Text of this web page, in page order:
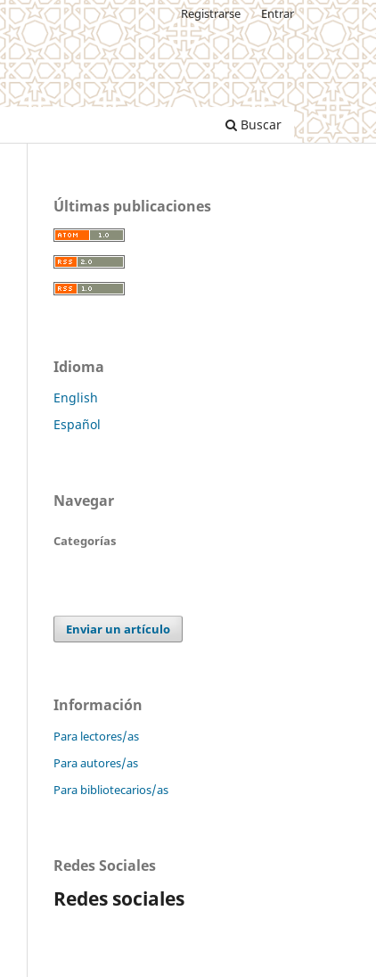
Buscar
Registrarse Entrar
Últimas publicaciones
Idioma
English
Español
Navegar
Categorías
Enviar un artículo
Información
Para lectores/as
Para autores/as
Para bibliotecarios/as
Redes Sociales
Redes sociales